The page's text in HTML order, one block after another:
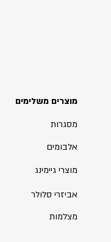
מוצרים משלימים
מסגרות
אלבומים
מוצרי גיימינג
אביזרי סלולר
מצלמות